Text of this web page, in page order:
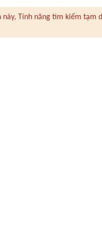
Tính năng tìm kiếm